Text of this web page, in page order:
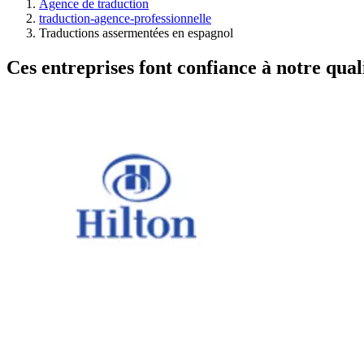
Agence de traduction
traduction-agence-professionnelle
Traductions assermentées en espagnol
Ces entreprises font confiance à notre